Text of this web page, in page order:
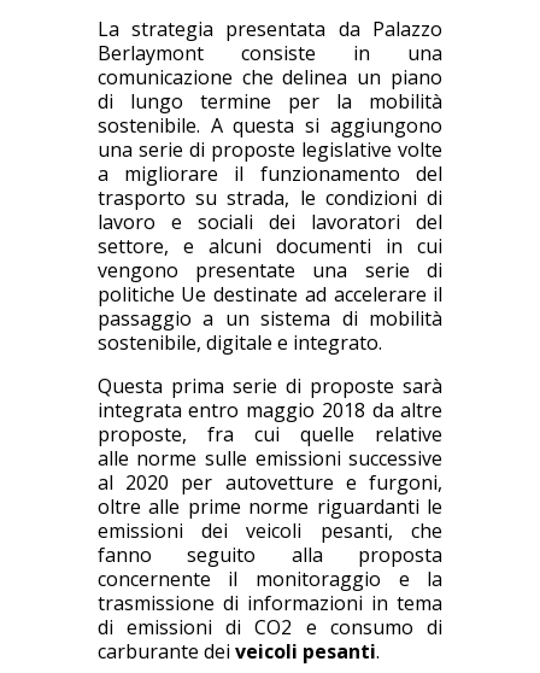
La strategia presentata da Palazzo
Berlaymont consiste in una
comunicazione che delinea un piano
di lungo termine per la mobilità
sostenibile. A questa si aggiungono
una serie di proposte legislative volte
a migliorare il funzionamento del
trasporto su strada, le condizioni di
lavoro e sociali dei lavoratori del
settore, e alcuni documenti in cui
vengono presentate una serie di
politiche Ue destinate ad accelerare il
passaggio a un sistema di mobilità
sostenibile, digitale e integrato.
Questa prima serie di proposte sarà
integrata entro maggio 2018 da altre
proposte, fra cui quelle relative
alle norme sulle emissioni successive
al 2020 per autovetture e furgoni,
oltre alle prime norme riguardanti le
emissioni dei veicoli pesanti, che
fanno seguito alla proposta
concernente il monitoraggio e la
trasmissione di informazioni in tema
di emissioni di CO2 e consumo di
carburante dei veicoli pesanti.